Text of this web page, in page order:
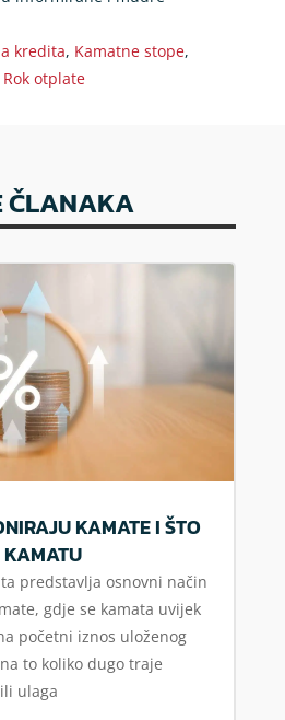
kredita, Kamatne stope,
Rok otplate
ČLANAKA
KAMATE I ŠTO
predstavlja osnovni način
gdje se kamata uvijek
početni iznos uloženog
to koliko dugo traje
ulaga